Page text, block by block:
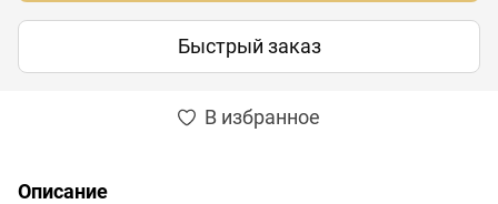
Быстрый заказ
В избранное
Описание